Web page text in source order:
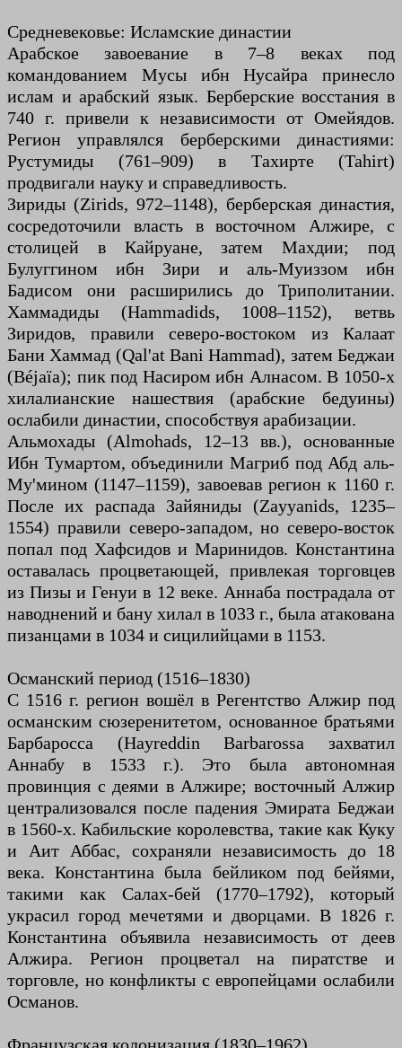
Средневековье: Исламские династии
Арабское завоевание в 7–8 веках под
командованием Мусы ибн Нусайра принесло
ислам и арабский язык. Берберские восстания в
740 г. привели к независимости от Омейядов.
Регион управлялся берберскими династиями:
Рустумиды (761–909) в Тахирте (Tahirt)
продвигали науку и справедливость.
Зириды (Zirids, 972–1148), берберская династия,
сосредоточили власть в восточном Алжире, с
столицей в Кайруане, затем Махдии; под
Булуггином ибн Зири и аль-Муиззом ибн
Бадисом они расширились до Триполитании.
Хаммадиды (Hammadids, 1008–1152), ветвь
Зиридов, правили северо-востоком из Калаат
Бани Хаммад (Qal'at Bani Hammad), затем Беджаи
(Béjaïa); пик под Насиром ибн Алнасом. В 1050-х
хилалианские нашествия (арабские бедуины)
ослабили династии, способствуя арабизации.
Альмохады (Almohads, 12–13 вв.), основанные
Ибн Тумартом, объединили Магриб под Абд аль-
Му'мином (1147–1159), завоевав регион к 1160 г.
После их распада Зайяниды (Zayyanids, 1235–
1554) правили северо-западом, но северо-восток
попал под Хафсидов и Маринидов. Константина
оставалась процветающей, привлекая торговцев
из Пизы и Генуи в 12 веке. Аннаба пострадала от
наводнений и бану хилал в 1033 г., была атакована
пизанцами в 1034 и сицилийцами в 1153.
Османский период (1516–1830)
С 1516 г. регион вошёл в Регентство Алжир под
османским сюзеренитетом, основанное братьями
Барбаросса (Hayreddin Barbarossa захватил
Аннабу в 1533 г.). Это была автономная
провинция с деями в Алжире; восточный Алжир
централизовался после падения Эмирата Беджаи
в 1560-х. Кабильские королевства, такие как Куку
и Аит Аббас, сохраняли независимость до 18
века. Константина была бейликом под бейями,
такими как Салах-бей (1770–1792), который
украсил город мечетями и дворцами. В 1826 г.
Константина объявила независимость от деев
Алжира. Регион процветал на пиратстве и
торговле, но конфликты с европейцами ослабили
Османов.